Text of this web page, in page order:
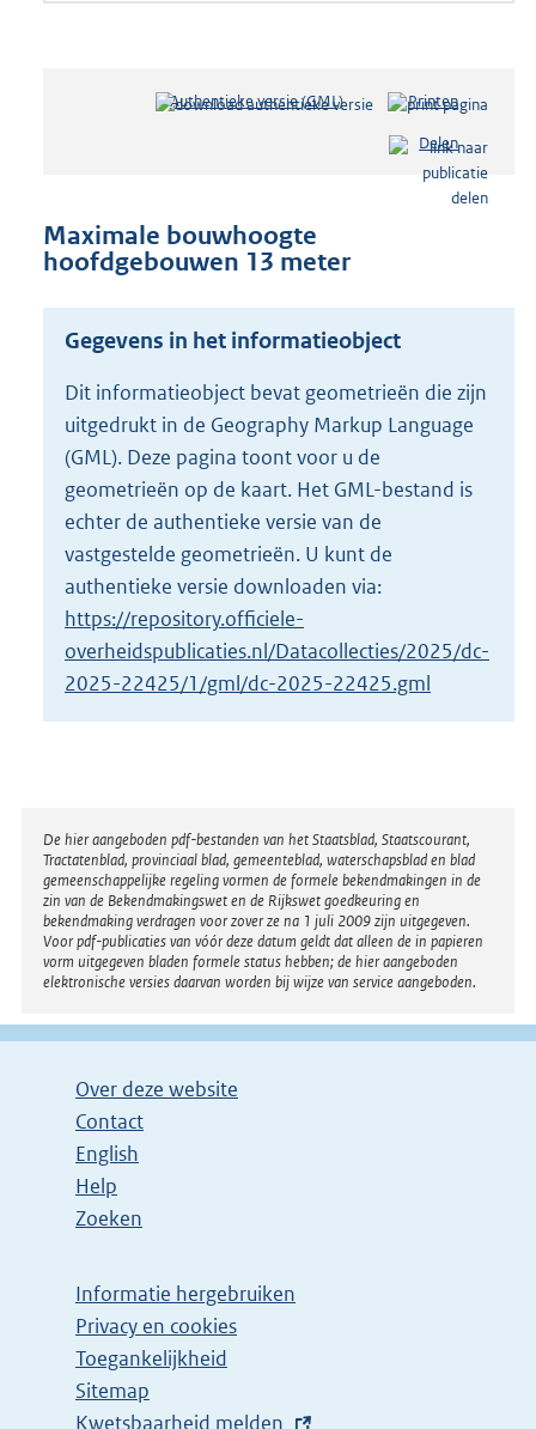
Authentieke versie (GML)b
s
o
t
t
e
:
3
K
b
Printen
Delen
Maximale bouwhoogte
hoofdgebouwen 13 meter
Gegevens in het informatieobject
Dit informatieobject bevat geometrieën die zijn
uitgedrukt in de Geography Markup Language
(GML). Deze pagina toont voor u de
geometrieën op de kaart. Het GML-bestand is
echter de authentieke versie van de
vastgestelde geometrieën. U kunt de
authentieke versie downloaden via:
https://repository.officiele-
overheidspublicaties.nl/Datacollecties/2025/dc-
2025-22425/1/gml/dc-2025-22425.gml
Disclaimer
De hier aangeboden pdf-bestanden van het Staatsblad, Staatscourant,
Tractatenblad, provinciaal blad, gemeenteblad, waterschapsblad en blad
gemeenschappelijke regeling vormen de formele bekendmakingen in de
zin van de Bekendmakingswet en de Rijkswet goedkeuring en
bekendmaking verdragen voor zover ze na 1 juli 2009 zijn uitgegeven.
Voor pdf-publicaties van vóór deze datum geldt dat alleen de in papieren
vorm uitgegeven bladen formele status hebben; de hier aangeboden
elektronische versies daarvan worden bij wijze van service aangeboden.
Over deze website
Contact
English
Help
Zoeken
Informatie hergebruiken
Privacy en cookies
Toegankelijkheid
Sitemap
E
Kwetsbaarheid melden